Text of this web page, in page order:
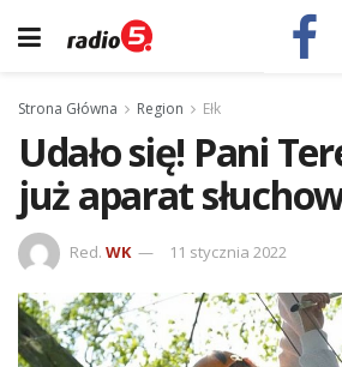
Strona Główna Region Ełk
Udało się! Pani
już aparat
Red. WK 11 stycznia 2022